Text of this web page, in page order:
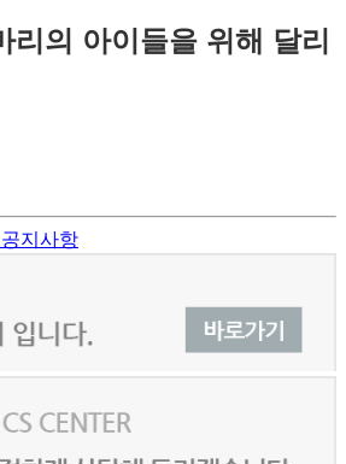
리의 아이들을 위해 달리
지사항